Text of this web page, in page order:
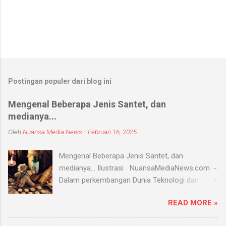
Postingan populer dari blog ini
Mengenal Beberapa Jenis Santet, dan
medianya...
OlehNuansa Media News -Februari 16, 2025
Mengenal Beberapa Jenis Santet, dan
medianya... Ilustrasi NuansaMediaNews.com -
Dalam perkembangan Dunia Teknologi dan
yang hingga saat ini masih ada dan berkembang
di masyarakat. Menurut Kamus Besar Bahasa
READ MORE »